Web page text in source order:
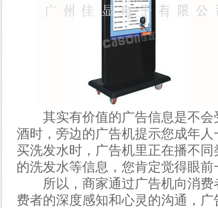
其实有价值的广告信息是不会
酒时，旁边的广告机提示您成年
买洗发水时，广告机里正在播不
的洗发水等信息，您肯定觉得眼前
所以，商家通过广告机向消费
费者的深度感知和心灵的沟通，